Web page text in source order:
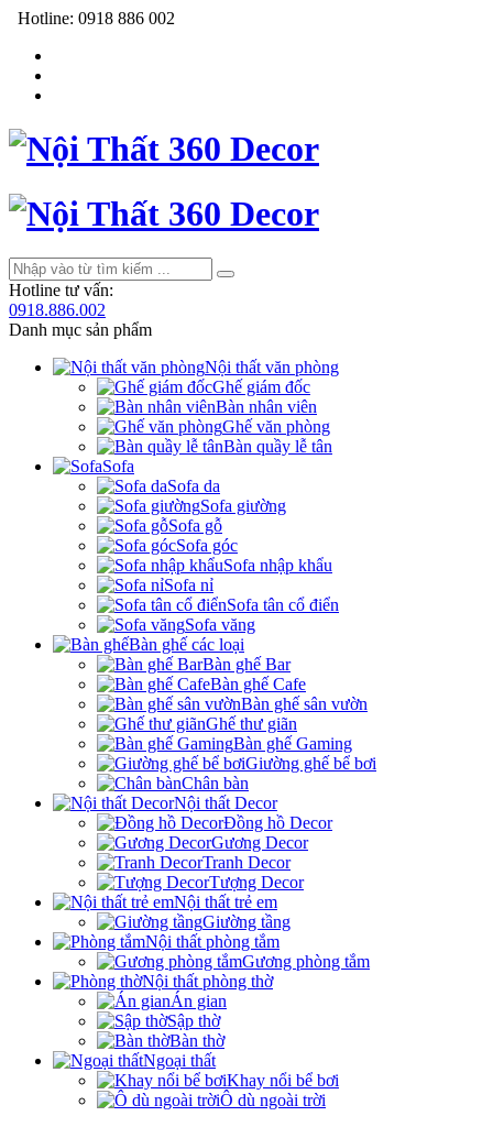
Hotline: 0918 886 002
Hotline tư vấn:
0918.886.002
Danh mục sản phẩm
Nội thất văn phòng
Ghế giám đốc
Bàn nhân viên
Ghế văn phòng
Bàn quầy lễ tân
Sofa
Sofa da
Sofa giường
Sofa gỗ
Sofa góc
Sofa nhập khẩu
Sofa nỉ
Sofa tân cổ điển
Sofa văng
Bàn ghế các loại
Bàn ghế Bar
Bàn ghế Cafe
Bàn ghế sân vườn
Ghế thư giãn
Bàn ghế Gaming
Giường ghế bể bơi
Chân bàn
Nội thất Decor
Đồng hồ Decor
Gương Decor
Tranh Decor
Tượng Decor
Nội thất trẻ em
Giường tầng
Nội thất phòng tắm
Gương phòng tắm
Nội thất phòng thờ
Án gian
Sập thờ
Bàn thờ
Ngoại thất
Khay nổi bể bơi
Ô dù ngoài trời